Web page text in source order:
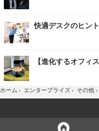
快適デスクのヒン
【進化するオフィス
ホーム › エンタープライズ › その他 ›